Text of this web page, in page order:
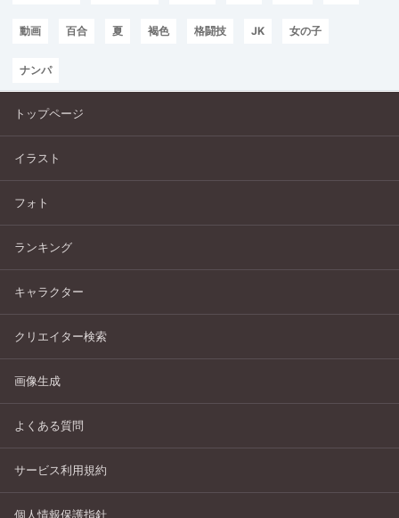
動画 百合 夏 褐色 格闘技 JK 女の子
ナンパ
トップページ
イラスト
フォト
ランキング
キャラクター
クリエイター検索
画像生成
よくある質問
サービス利用規約
個人情報保護指針